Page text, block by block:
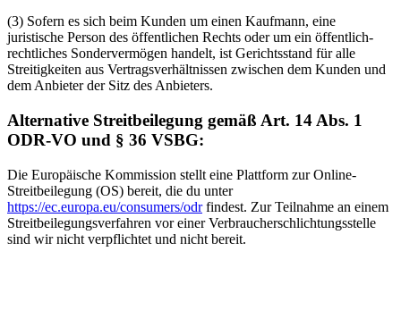
(3) Sofern es sich beim Kunden um einen Kaufmann, eine
juristische Person des öffentlichen Rechts oder um ein öffentlich-
rechtliches Sondervermögen handelt, ist Gerichtsstand für alle
Streitigkeiten aus Vertragsverhältnissen zwischen dem Kunden und
dem Anbieter der Sitz des Anbieters.
Alternative Streitbeilegung gemäß Art. 14 Abs. 1
ODR-VO und § 36 VSBG:
Die Europäische Kommission stellt eine Plattform zur Online-
Streitbeilegung (OS) bereit, die du unter
https://ec.europa.eu/consumers/odrfindest. Zur Teilnahme an einem
Streitbeilegungsverfahren vor einer Verbraucherschlichtungsstelle
sind wir nicht verpflichtet und nicht bereit.